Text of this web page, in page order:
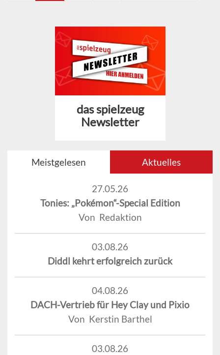
das spielzeug
Newsletter
Meistgelesen Aktuelles
27.05.26
Tonies: „Pokémon“-Special Edition
Von Redaktion
03.08.26
Diddl kehrt erfolgreich zurück
04.08.26
DACH-Vertrieb für Hey Clay und Pixio
Von Kerstin Barthel
03.08.26